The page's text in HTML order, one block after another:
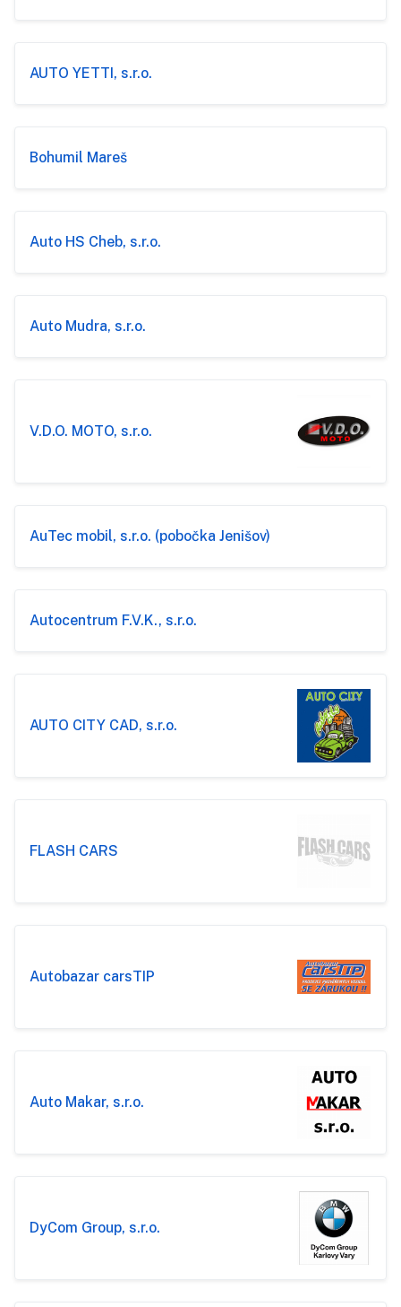
AUTO YETTI, s.r.o.
Bohumil Mareš
Auto HS Cheb, s.r.o.
Auto Mudra, s.r.o.
V.D.O. MOTO, s.r.o.
AuTec mobil, s.r.o. (pobočka Jenišov)
Autocentrum F.V.K., s.r.o.
AUTO CITY CAD, s.r.o.
FLASH CARS
Autobazar carsTIP
Auto Makar, s.r.o.
DyCom Group, s.r.o.